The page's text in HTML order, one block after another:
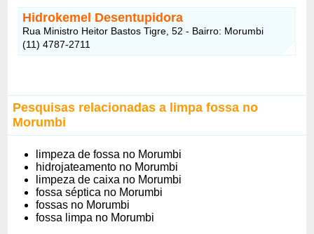
Hidrokemel Desentupidora
Rua Ministro Heitor Bastos Tigre, 52 - Bairro: Morumbi
(11) 4787-2711
Pesquisas relacionadas a limpa fossa no
Morumbi
limpeza de fossa no Morumbi
hidrojateamento no Morumbi
limpeza de caixa no Morumbi
fossa séptica no Morumbi
fossas no Morumbi
fossa limpa no Morumbi